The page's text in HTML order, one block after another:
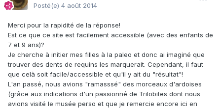
Posté(e) 4 août 2014
Merci pour la rapidité de la réponse!
Est ce que ce site est facilement accessible (avec des enfants de
7 et 9 ans)?
Je cherche à initier mes filles à la paleo et donc ai imaginé que
trouver des dents de requins les marquerait. Cependant, il faut
que celà soit facile/accessible et qu'il y ait du "résultat"!
L'an passé, nous avions "ramasssé" des morceaux d'ardoises
(grâce aux indications d'un passionné de Trilobites dont nous
avions visité le musée perso et que je remercie encore ici en